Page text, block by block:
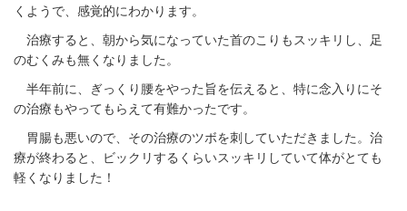
くようで、感覚的にわかります。
治療すると、朝から気になっていた首のこりもスッキリし、足
のむくみも無くなりました。
半年前に、ぎっくり腰をやった旨を伝えると、特に念入りにそ
の治療もやってもらえて有難かったです。
胃腸も悪いので、その治療のツボを刺していただきました。治
療が終わると、ビックリするくらいスッキリしていて体がとても
軽くなりました！